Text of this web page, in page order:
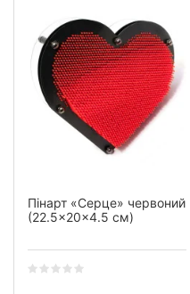
Пінарт «Серце» червоний
(22.5×20×4.5 см)